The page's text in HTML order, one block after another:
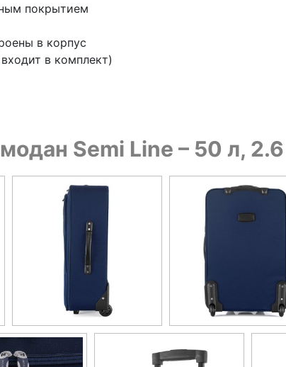
покрытием
в корпус
в комплект)
Semi Line – 50 л,